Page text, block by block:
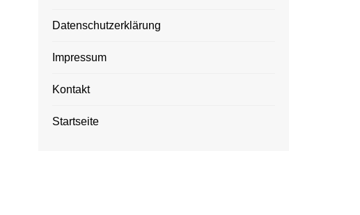
Datenschutzerklärung
Impressum
Kontakt
Startseite